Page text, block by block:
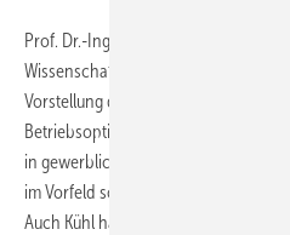
Prof. Dr.-Ing. Lars Kühl, Ostfalia
Wissenschaften, Wolfenbüttel,
Vorstellung des Projekts geo:base
Betriebsoptimierung von Anlagen
in gewerblichen Gebäuden und
im Vorfeld solcher komplexer
Auch Kühl hält ein